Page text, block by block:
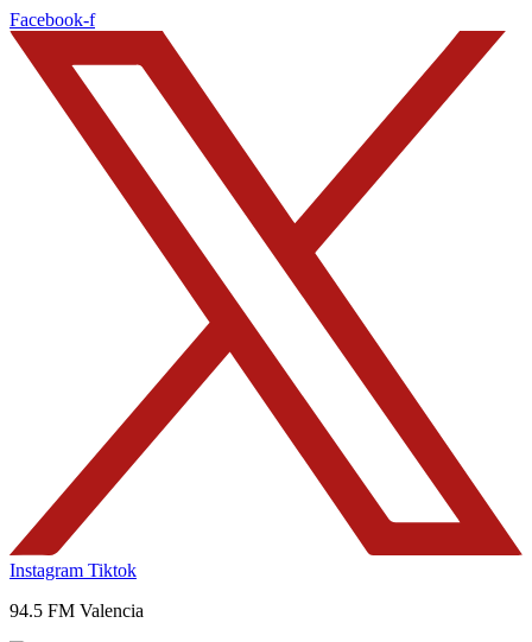
Ir
al
contenido
Facebook-f
Instagram Tiktok
94.5 FM Valencia